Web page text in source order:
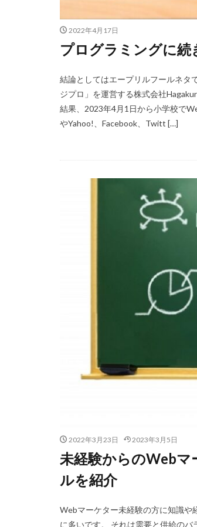
2022年4月17日
プログラミングに続
結論としてはエープリルフールネタ
ジプロ」を運営する株式会社
結果、2023年4月1日から小学校で
やYahoo!、Facebook、Twitt […]
2022年3月23日 2023年3月5日
未経験からのWebマ
ルを紹介
Webマーケター未経験の方に知識や
に多いです。 それは需要と供給の